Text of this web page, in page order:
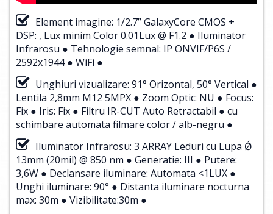
Element imagine: 1/2.7” GalaxyCore CMOS +
DSP: , Lux minim Color 0.01Lux @ F1.2 ● Iluminator
Infrarosu ● Tehnologie semnal: IP ONVIF/P6S /
2592x1944 ● WiFi ●
Unghiuri vizualizare: 91° Orizontal, 50° Vertical ●
Lentila 2,8mm M12 5MPX ● Zoom Optic: NU ● Focus:
Fix ● Iris: Fix ● Filtru IR-CUT Auto Retractabil ● cu
schimbare automata filmare color / alb-negru ●
Iluminator Infrarosu: 3 ARRAY Leduri cu Lupa Ǿ
13mm (20mil) @ 850 nm ● Generatie: III ● Putere:
3,6W ● Declansare iluminare: Automata <1LUX ●
Unghi iluminare: 90° ● Distanta iluminare nocturna
max: 30m ● Vizibilitate:30m ●